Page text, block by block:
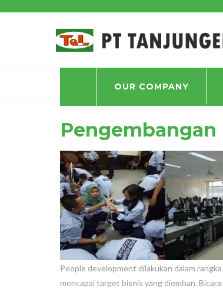
OUR COMPANY
HOME
Pengembangan
People development dilakukan dalam
mencapai target bisnis yang diemban.